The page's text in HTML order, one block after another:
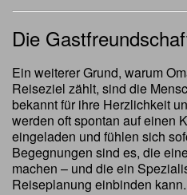
Die
Ein weiterer Grund, warum
Reiseziel zählt, sind die
bekannt für ihre Herzlichkeit
werden oft spontan auf einen
eingeladen und fühlen sich
Begegnungen sind es, die
machen – und die ein
Reiseplanung einbinden kann.